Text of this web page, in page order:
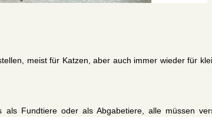
meist für Katzen, aber auch immer wieder für
Fundtiere oder als Abgabetiere, alle müssen